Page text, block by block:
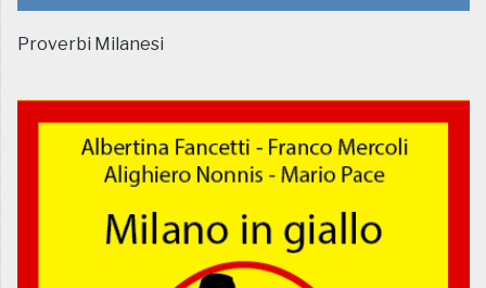
Proverbi Milanesi